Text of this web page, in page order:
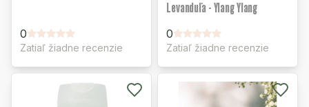
0
Zatiaľ žiadne recenzie
Levanduľa - Ylang Ylang
0
Zatiaľ žiadne recenzie